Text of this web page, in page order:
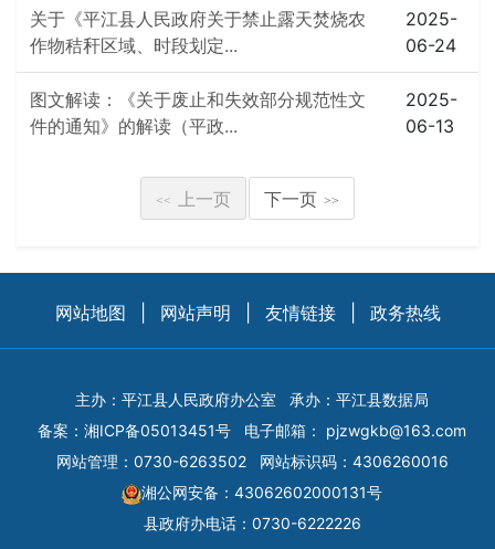
关于《平江县人民政府关于禁止露天焚烧农
作物秸秆区域、时段划定...
2025-
06-24
图文解读：《关于废止和失效部分规范性文
件的通知》的解读（平政...
2025-
06-13
<< 上一页 下一页 >>
网站地图 网站声明 友情链接 政务热线
主办：平江县人民政府办公室
承办：平江县数据局
备案： 湘ICP备05013451号 电子邮箱： pjzwgkb@163.com
网站管理：0730-6263502
网站标识码：4306260016
湘公网安备：43062602000131号
县政府办电话：0730-6222226